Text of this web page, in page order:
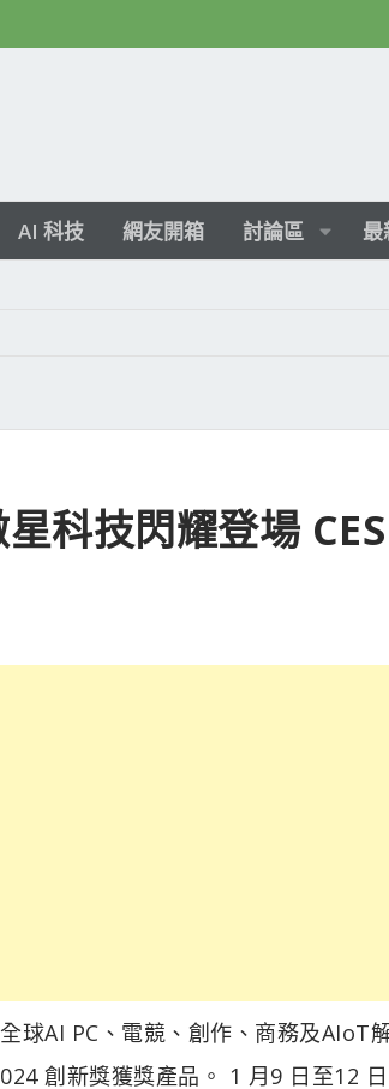
AI 科技 網友開箱 討論區 最
科技閃耀登場
球AI PC、電競、創作、商務及AIoT
創新獎獲獎產品。 1 月9 日至12